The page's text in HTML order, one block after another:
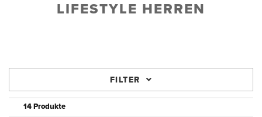
LIFESTYLE HERREN
FILTER
14 Produkte